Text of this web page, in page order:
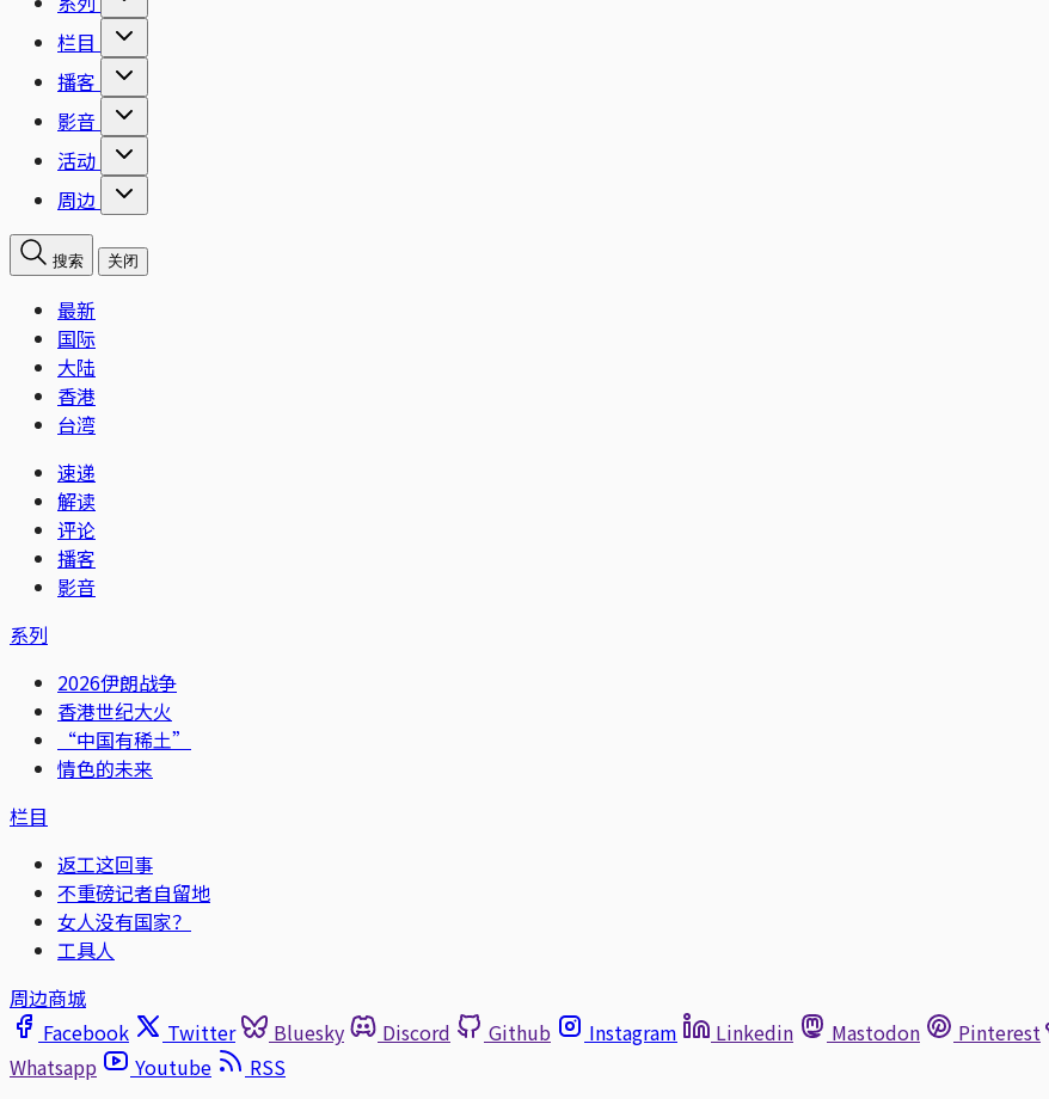
栏目
播客
影音
活动
周边
搜索 关闭
最新
国际
大陆
香港
台湾
速递
解读
评论
播客
影音
系列
2026伊朗战争
香港世纪大火
“中国有稀土”
情色的未来
栏目
返工这回事
不重磅记者自留地
女人没有国家？
工具人
周边商城
Facebook
Twitter Bluesky Discord Github Instagram Linkedin Mastodon Pinterest
Whatsapp
Youtube
RSS